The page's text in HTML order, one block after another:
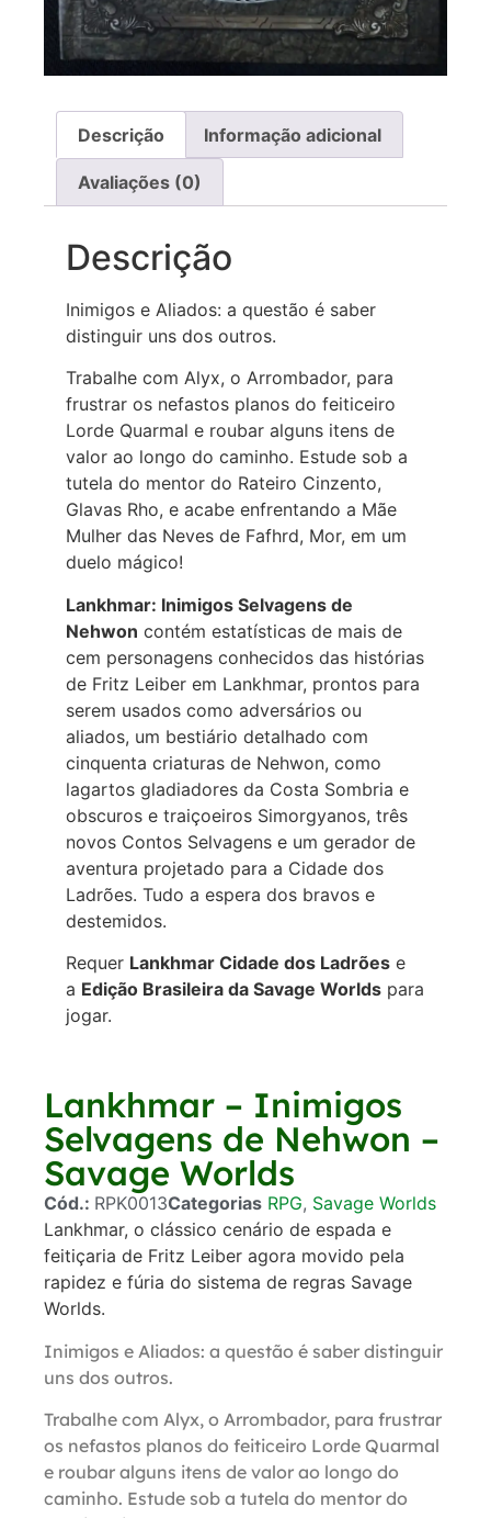
Descrição Informação adicional
Avaliações (0)
Descrição
Inimigos e Aliados: a questão é saber
distinguir uns dos outros.
Trabalhe com Alyx, o Arrombador, para
frustrar os nefastos planos do feiticeiro
Lorde Quarmal e roubar alguns itens de
valor ao longo do caminho. Estude sob a
tutela do mentor do Rateiro Cinzento,
Glavas Rho, e acabe enfrentando a Mãe
Mulher das Neves de Fafhrd, Mor, em um
duelo mágico!
Lankhmar: Inimigos Selvagens de
Nehwon contém estatísticas de mais de
cem personagens conhecidos das histórias
de Fritz Leiber em Lankhmar, prontos para
serem usados como adversários ou
aliados, um bestiário detalhado com
cinquenta criaturas de Nehwon, como
lagartos gladiadores da Costa Sombria e
obscuros e traiçoeiros Simorgyanos, três
novos Contos Selvagens e um gerador de
aventura projetado para a Cidade dos
Ladrões. Tudo a espera dos bravos e
destemidos.
Requer Lankhmar Cidade dos Ladrões e
a Edição Brasileira da Savage Worlds para
jogar.
Lankhmar – Inimigos
Selvagens de Nehwon –
Savage Worlds
Cód.: RPK0013Categorias RPG, Savage Worlds
Lankhmar, o clássico cenário de espada e
feitiçaria de Fritz Leiber agora movido pela
rapidez e fúria do sistema de regras Savage
Worlds.
Inimigos e Aliados: a questão é saber distinguir
uns dos outros.
Trabalhe com Alyx, o Arrombador, para frustrar
os nefastos planos do feiticeiro Lorde Quarmal
e roubar alguns itens de valor ao longo do
caminho. Estude sob a tutela do mentor do